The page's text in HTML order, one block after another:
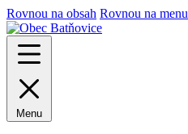
Rovnou na obsah Rovnou na menu
Menu